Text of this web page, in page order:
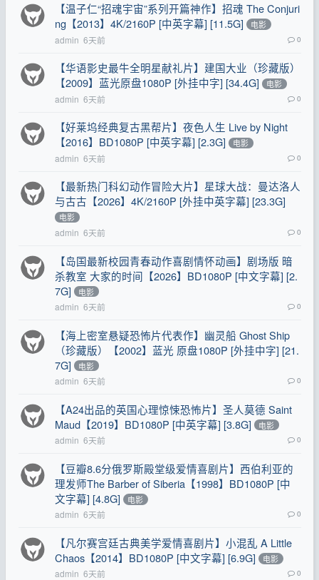
【温子仁“招魂宇宙”系列开篇神作】招魂 The Conjuri
ng【2013】4K/2160P [中英字幕] [11.5G]
电影
admin 6天前 0
【华语影史最牛全明星献礼片】建国大业（珍藏版）
【2009】蓝光原盘1080P [外挂中字] [34.4G]
电影
admin 6天前 0
【好莱坞经典复古黑帮片】夜色人生 Live by Night
【2016】BD1080P [中英字幕] [2.3G]
电影
admin 6天前 0
【最新热门科幻动作冒险大片】星球大战：曼达洛人
与古古【2026】4K/2160P [外挂中英字幕] [23.3G]
电影
admin 6天前 0
【岛国最新校园青春动作喜剧情怀动画】剧场版 暗
杀教室 大家的时间【2026】BD1080P [中文字幕] [2.
7G]
电影
admin 6天前 0
【海上密室悬疑恐怖片代表作】幽灵船 Ghost Ship
（珍藏版）【2002】蓝光 原盘1080P [外挂中字] [21.
7G]
电影
admin 6天前 0
【A24出品的英国心理惊悚恐怖片】圣人莫德 Saint
Maud【2019】BD1080P [中英字幕] [3.8G]
电影
admin 6天前 0
【豆瓣8.6分俄罗斯殿堂级爱情喜剧片】西伯利亚的
理发师The Barber of Siberia【1998】BD1080P [中
文字幕] [4.8G]
电影
admin 6天前 0
【凡尔赛宫廷古典美学爱情喜剧片】小混乱 A Little
Chaos【2014】BD1080P [中文字幕] [6.9G]
电影
admin 6天前 0